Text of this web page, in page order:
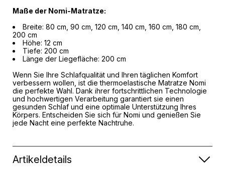
Maße der Nomi-Matratze:
Breite: 80 cm, 90 cm, 120 cm, 140 cm, 160 cm, 180 cm,
200 cm
Höhe: 12 cm
Tiefe: 200 cm
Länge der Liegefläche: 200 cm
Wenn Sie Ihre Schlafqualität und Ihren täglichen Komfort
verbessern wollen, ist die thermoelastische Matratze Nomi
die perfekte Wahl. Dank ihrer fortschrittlichen Technologie
und hochwertigen Verarbeitung garantiert sie einen
gesunden Schlaf und eine optimale Unterstützung Ihres
Körpers. Entscheiden Sie sich für Nomi und genießen Sie
jede Nacht eine perfekte Nachtruhe.
Artikeldetails